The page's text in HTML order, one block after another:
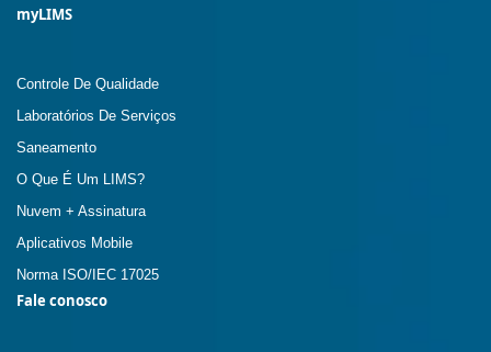
myLIMS
Controle De Qualidade
Laboratórios De Serviços
Saneamento
O Que É Um LIMS?
Nuvem + Assinatura
Aplicativos Mobile
Norma ISO/IEC 17025
Fale conosco